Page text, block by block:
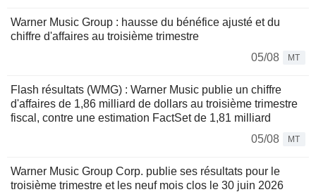
Warner Music Group : hausse du bénéfice ajusté et du
chiffre d'affaires au troisième trimestre
05/08
MT
Flash résultats (WMG) : Warner Music publie un chiffre
d'affaires de 1,86 milliard de dollars au troisième trimestre
fiscal, contre une estimation FactSet de 1,81 milliard
05/08
MT
Warner Music Group Corp. publie ses résultats pour le
troisième trimestre et les neuf mois clos le 30 juin 2026